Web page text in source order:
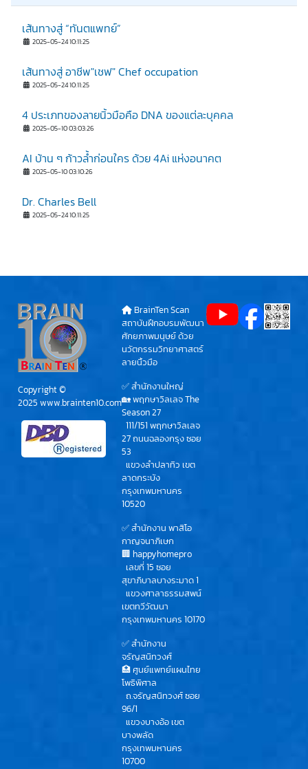
เส้นทางสู่ “ทันตแพทย์”
2025-05-24 10:11:25
เส้นทางสู่ อาชีพ"เชฟ" Chef occupation
2025-05-24 10:11:25
4 ประเภทของลายนิ้วมือคือ DNA ของแต่ละบุคคล
2025-05-10 03:03:26
AI บ้าน ๆ ก้าวล้ำก่อนใคร ด้วย 4Ai แห่งอนาคต
2025-05-10 03:10:26
Dr. Charles Bell
2025-05-24 10:11:25
Copyright ©
2025 www.brainten10.com
BrainTen Scan
สถาบันฝึกอบรมพัฒนา
ศักยภาพมนุษย์ ด้วย
นวัตกรรมวิทยาศาสตร์
ลายนิ้วมือ
✅ สำนักงานใหญ่
🏡 พฤกษาวิลเลจ The
Season 27
111/151 พฤกษาวิลเลจ
27 ถนนฉลองกรุง ซอย
53
แขวงลำปลาทิว เขต
ลาดกระบัง
กรุงเทพมหานคร
10520
✅ สำนักงาน พาสิโอ
กาญจนาภิเษก
🏢 happyhomepro
เลขที่ 15 ซอย
สุขาภิบาลบางระมาด 1
แขวงศาลาธรรมสพน์
เขตทวีวัฒนา
กรุงเทพมหานคร 10170
✅ สำนักงาน
จรัญสนิทวงศ์
🏥 ศูนย์แพทย์แผนไทย
โพธิพิศาล
ถ.จรัญสนิทวงศ์ ซอย
96/1
แขวงบางอ้อ เขต
บางพลัด
กรุงเทพมหานคร
10700